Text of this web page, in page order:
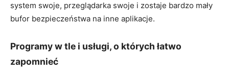
system swoje, przeglądarka swoje i zostaje bardzo mały
bufor bezpieczeństwa na inne aplikacje.
Programy w tle i usługi, o których łatwo
zapomnieć